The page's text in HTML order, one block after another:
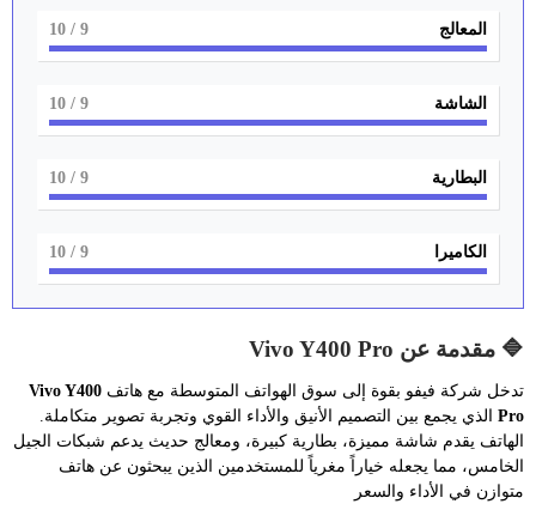
المعالج 9
/ 10
الشاشة 9
/ 10
البطارية 9
/ 10
الكاميرا 9
/ 10
🔷 مقدمة عن Vivo Y400 Pro
تدخل شركة فيفو بقوة إلى سوق الهواتف المتوسطة مع هاتف Vivo Y400
Pro الذي يجمع بين التصميم الأنيق والأداء القوي وتجربة تصوير متكاملة.
الهاتف يقدم شاشة مميزة، بطارية كبيرة، ومعالج حديث يدعم شبكات الجيل
الخامس، مما يجعله خياراً مغرياً للمستخدمين الذين يبحثون عن هاتف
متوازن في الأداء والسعر